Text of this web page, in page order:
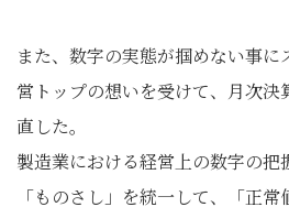
また、数字の実態が掴めない事
営トップの想いを受けて、月次決
直した。
製造業における経営上の数字の把
「ものさし」を統一して、「正